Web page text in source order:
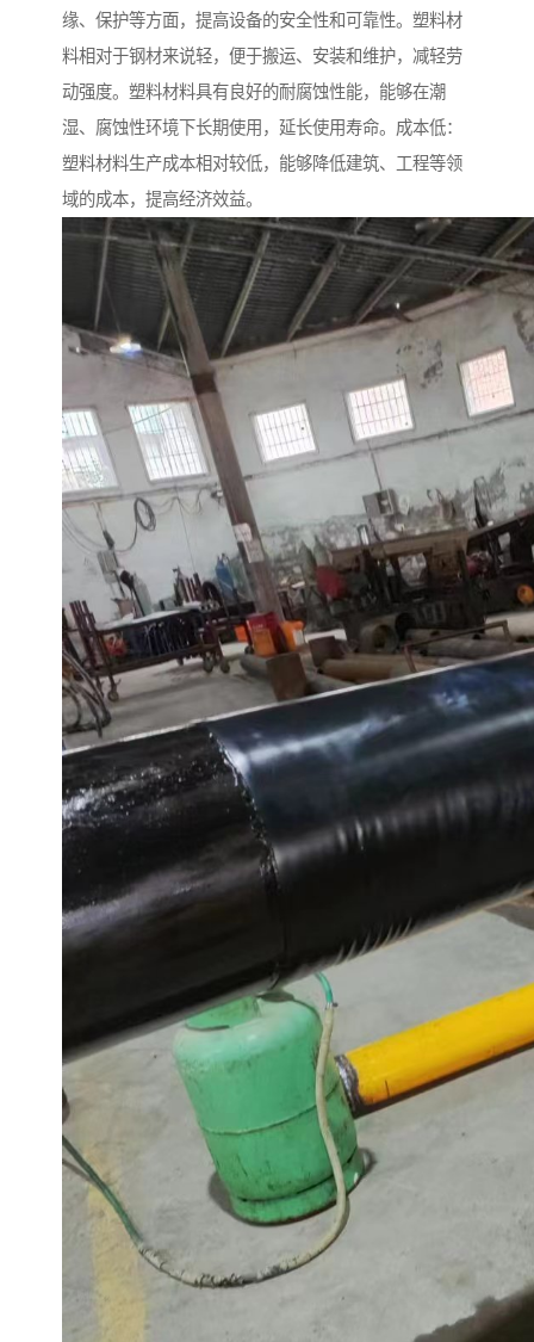
缘、保护等方面，提高设备的安全性和可靠性。塑料材
料相对于钢材来说轻，便于搬运、安装和维护，减轻劳
动强度。塑料材料具有良好的耐腐蚀性能，能够在潮
湿、腐蚀性环境下长期使用，延长使用寿命。成本低：
塑料材料生产成本相对较低，能够降低建筑、工程等领
域的成本，提高经济效益。